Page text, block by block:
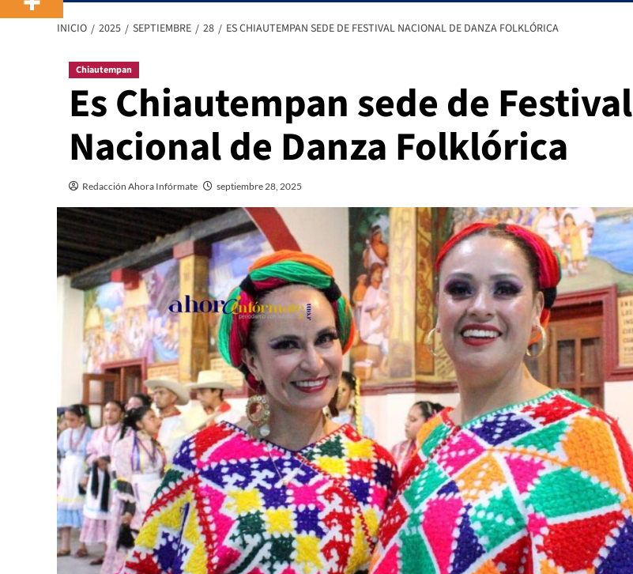
INICIO 2025 SEPTIEMBRE 28 ES CHIAUTEMPAN SEDE DE FESTIVAL NACIONAL DE DANZA FOLKLÓRICA
Chiautempan
Es Chiautempan sede de Festival
Nacional de Danza Folklórica
Redacción Ahora Infórmate septiembre 28, 2025